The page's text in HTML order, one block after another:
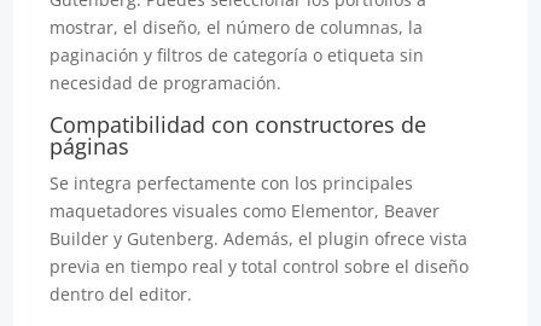
mostrar, el diseño, el número de columnas, la
paginación y filtros de categoría o etiqueta sin
necesidad de programación.
Compatibilidad con constructores de
páginas
Se integra perfectamente con los principales
maquetadores visuales como Elementor, Beaver
Builder y Gutenberg. Además, el plugin ofrece vista
previa en tiempo real y total control sobre el diseño
dentro del editor.